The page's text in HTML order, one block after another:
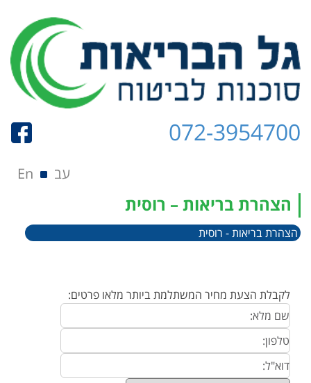
072-3954700
עב En
הצהרת בריאות – רוסית
הצהרת בריאות - רוסית
לקבלת הצעת מחיר המשתלמת ביותר מלאו פרטים: